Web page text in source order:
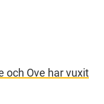
och Ove har vuxit